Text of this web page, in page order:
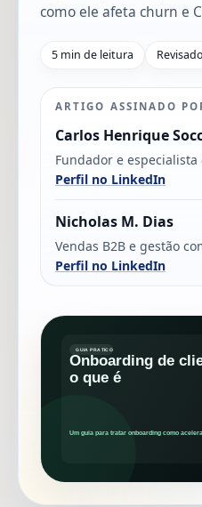
como ele afeta churn e
5 min de leitura
ARTIGO ASSINADO
Carlos Henrique
Fundador e especialista
Perfil no LinkedIn
Nicholas M. Dias
Vendas B2B e gestão
Perfil no LinkedIn